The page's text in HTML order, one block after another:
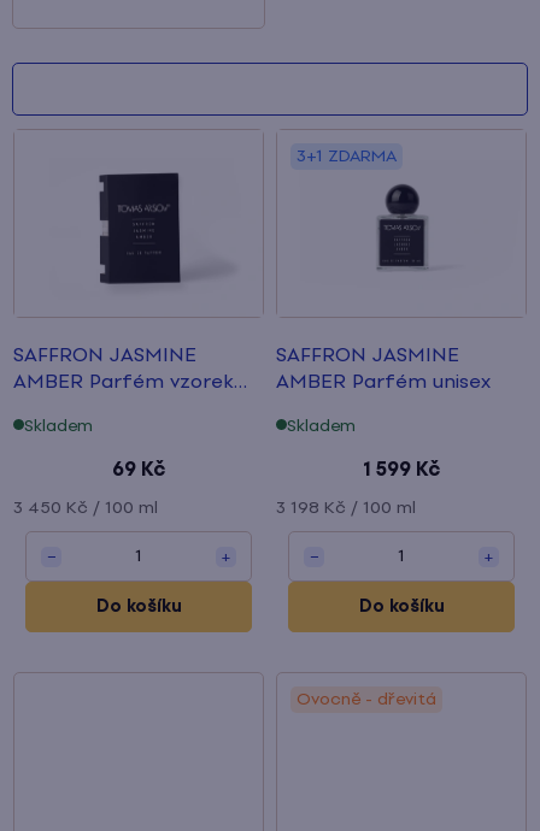
V
ý
p
r
o
u
ů
SAFFRON JASMINE
AMBER Parfém vzorek
Skladem
69 Kč
Měrná
cena:
3 450 Kč / 100 ml
− 1 +
Do košíku
3+1 ZDARMA
SAFFRON JASMINE
AMBER Parfém unisex
Skladem
1 599 Kč
Měrná
cena:
3 198 Kč / 100 ml
− 1 +
Do košíku
Ovocně - dřevitá